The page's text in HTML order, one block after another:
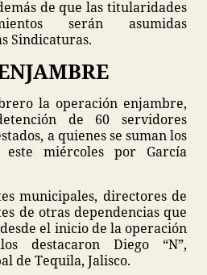
de que las titularidades
serán asumidas
Sindicaturas.
la operación enjambre,
de 60 servidores
a quienes se suman los
este miércoles por García
municipales, directores de
de otras dependencias que
el inicio de la operación
destacaron Diego “N”,
de Tequila, Jalisco.